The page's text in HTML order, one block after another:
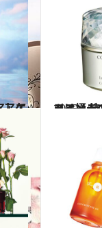
コスメデコルテの最高峰ライン
ビューテ